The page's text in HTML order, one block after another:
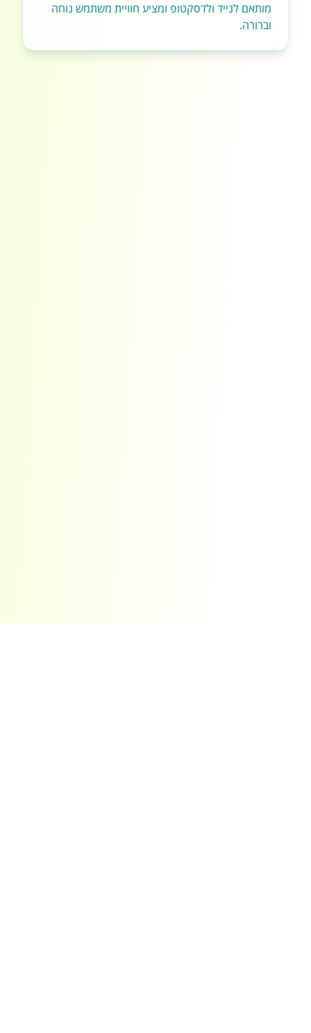
מותאם לנייד ולדסקטופ ומציע חוויית משתמש נוחה
וברורה.